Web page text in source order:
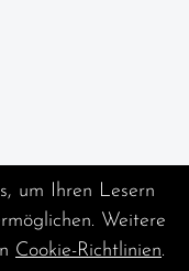
um Ihren Lesern
Weitere
Cookie-Richtlinien.